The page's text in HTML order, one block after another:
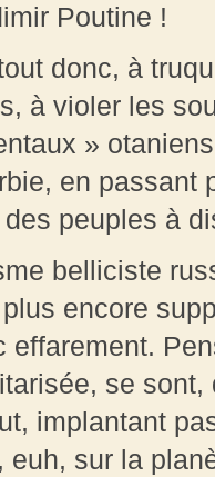
Poutine !
donc, à
à violer les
»
en passant
peuples à
belliciste
encore
effarement.
se sont,
implantant
euh, sur la